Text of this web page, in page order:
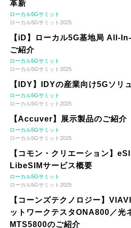
革新
ローカル5Gサミット
ローカル5Gサミット2025
【iD】ローカル5G基地局 All-
ご紹介
ローカル5Gサミット
ローカル5Gサミット2025
【IDY】IDYの産業向け5Gソリ
ローカル5Gサミット
ローカル5Gサミット2025
【Accuver】展示製品のご紹介
ローカル5Gサミット
ローカル5Gサミット2025
【コモン・クリエーション】
LibeSIMサービス概要
ローカル5Gサミット
ローカル5Gサミット2025
【コーンズテクノロジー】
ットワークテスタONA800／光
MTS5800のご紹介